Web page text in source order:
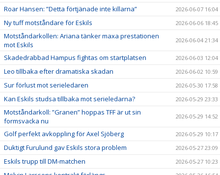
Roar Hansen: ”Detta förtjänade inte killarna” 2026-06-07 16:04
Ny tuff motståndare för Eskils 2026-06-06 18:45
Motståndarkollen: Ariana tänker maxa prestationen
mot Eskils
2026-06-04 21:34
Skadedrabbad Hampus fightas om startplatsen 2026-06-03 12:04
Leo tillbaka efter dramatiska skadan 2026-06-02 10:59
Sur förlust mot serieledaren 2026-05-30 17:58
Kan Eskils studsa tillbaka mot serieledarna? 2026-05-29 23:33
Motståndarkoll: ”Granen” hoppas TFF är ut sin
formsvacka nu
2026-05-29 14:52
Golf perfekt avkoppling för Axel Sjöberg 2026-05-29 10:17
Duktigt Furulund gav Eskils stora problem 2026-05-27 23:09
Eskils trupp till DM-matchen 2026-05-27 10:23